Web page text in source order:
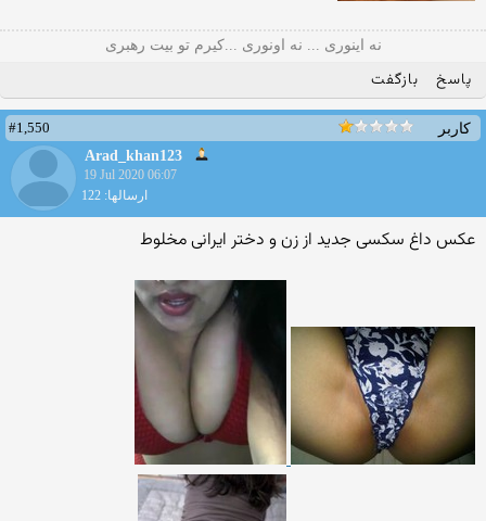
نه اینوری ... نه اونوری ...کیرم تو بیت رهبری
پاسخ بازگفت
کاربر
#1,550
Arad_khan123
19 Jul 2020 06:07
ارسالها: 122
عکس داغ سکسی جدید از زن و دختر ایرانی مخلوط